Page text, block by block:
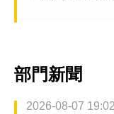
部門新聞
2026-08-07 19:02